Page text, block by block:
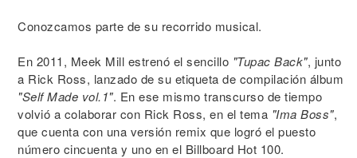
Conozcamos parte de su recorrido musical.
En 2011, Meek Mill estrenó el sencillo "Tupac Back", junto
a Rick Ross, lanzado de su etiqueta de compilación álbum
"Self Made vol.1". En ese mismo transcurso de tiempo
volvió a colaborar con Rick Ross, en el tema "Ima Boss",
que cuenta con una versión remix que logró el puesto
número cincuenta y uno en el Billboard Hot 100.